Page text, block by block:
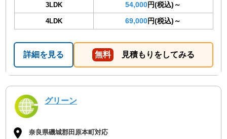
3LDK 54,000円(税込)～
4LDK 69,000円(税込)～
詳細を見る 無料 見積もりをしてみる
グリーン
奈良県磯城郡田原本町対応